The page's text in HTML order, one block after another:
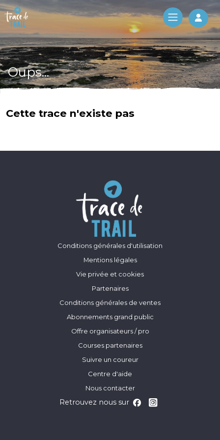
Log
Oups...
Cette trace n'existe pas
Conditions générales d'utilisation
Mentions légales
Vie privée et cookies
Partenaires
Conditions générales de ventes
Abonnements grand public
Offre organisateurs / pro
Courses partenaires
Suivre un coureur
Centre d'aide
Nous contacter
Retrouvez nous sur